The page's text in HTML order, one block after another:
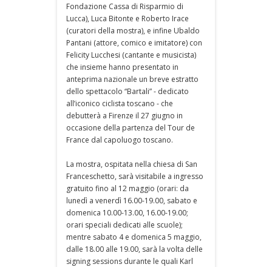
Fondazione Cassa di Risparmio di
Lucca), Luca Bitonte e Roberto Irace
(curatori della mostra), e infine Ubaldo
Pantani (attore, comico e imitatore) con
Felicity Lucchesi (cantante e musicista)
che insieme hanno presentato in
anteprima nazionale un breve estratto
dello spettacolo “Bartali” - dedicato
all’iconico ciclista toscano - che
debutterà a Firenze il 27 giugno in
occasione della partenza del Tour de
France dal capoluogo toscano.
La mostra, ospitata nella chiesa di San
Franceschetto, sarà visitabile a ingresso
gratuito fino al 12 maggio (orari: da
lunedì a venerdì 16.00-19.00, sabato e
domenica 10.00-13.00, 16.00-19.00;
orari speciali dedicati alle scuole);
mentre sabato 4 e domenica 5 maggio,
dalle 18.00 alle 19.00, sarà la volta delle
signing sessions durante le quali Karl